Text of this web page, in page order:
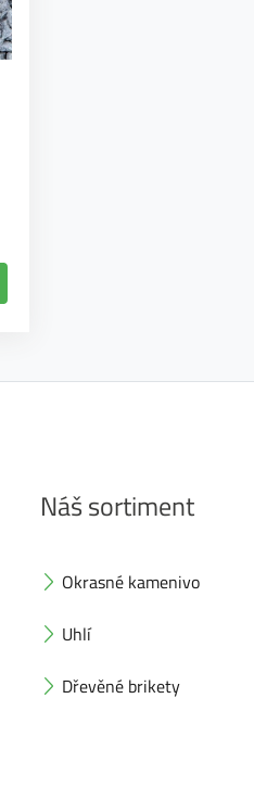
Náš sortiment
Okrasné kamenivo
Uhlí
Dřevěné brikety